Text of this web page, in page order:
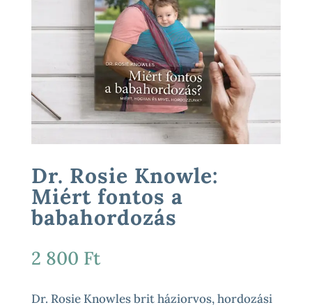
Dr. Rosie Knowle:
Miért fontos a
babahordozás
2 800 Ft
Dr. Rosie Knowles brit háziorvos, hordozási